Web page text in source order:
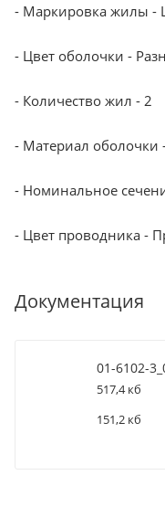
- Маркировка жилы -
- Цвет оболочки -
- Количество жил - 2
- Материал оболочки
- Номинальное
- Цвет проводника -
Документация
01-6102-
517,4 кб
151,2 кб